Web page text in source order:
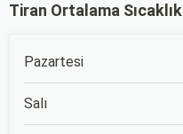
Tiran Ortalama Sıcaklık
Pazartesi
Salı